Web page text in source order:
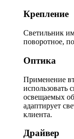
Крепление
Светильник
поворотное,
Оптика
Применение
использовать
освещаемых
адаптирует
клиента.
Драйвер